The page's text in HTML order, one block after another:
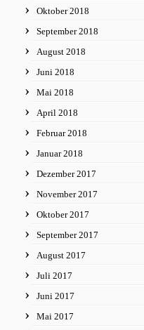
Oktober 2018
September 2018
August 2018
Juni 2018
Mai 2018
April 2018
Februar 2018
Januar 2018
Dezember 2017
November 2017
Oktober 2017
September 2017
August 2017
Juli 2017
Juni 2017
Mai 2017